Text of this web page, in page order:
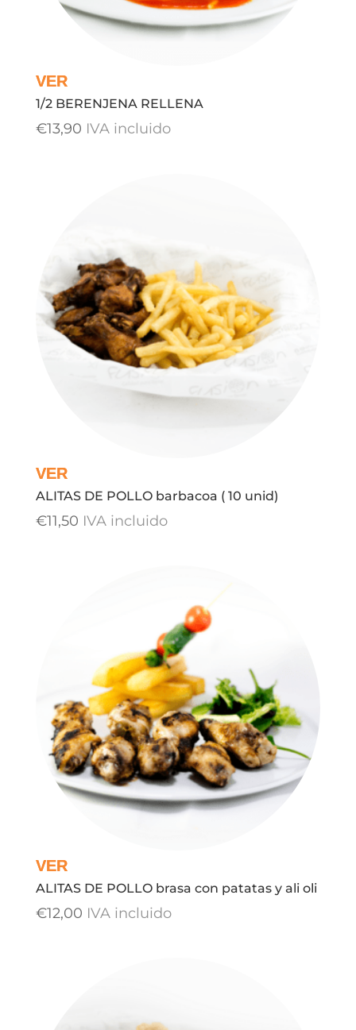
1/2 BERENJENA RELLENA
€13,90 IVA incluido
ALITAS DE POLLO barbacoa ( 10 unid)
€11,50 IVA incluido
ALITAS DE POLLO brasa con patatas y ali oli
€12,00 IVA incluido